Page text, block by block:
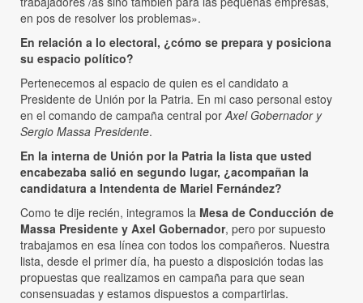
en pos de resolver los problemas».
En relación a lo electoral, ¿cómo se prepara y posiciona
su espacio político?
Pertenecemos al espacio de quien es el candidato a
Presidente de Unión por la Patria. En mi caso personal estoy
en el comando de campaña central porAxel Gobernador y
Sergio Massa Presidente.
En la interna de Unión por la Patria la lista que usted
encabezaba salió en segundo lugar, ¿acompañan la
candidatura a Intendenta de Mariel Fernández?
Como te dije recién, integramos la Mesa de Conducción de
Massa Presidente y Axel Gobernador, pero por supuesto
trabajamos en esa línea con todos los compañeros. Nuestra
lista, desde el primer día, ha puesto a disposición todas las
propuestas que realizamos en campaña para que sean
consensuadas y estamos dispuestos a compartirlas.